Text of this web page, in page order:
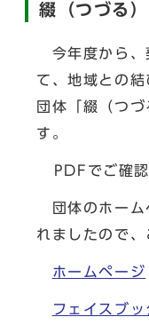
綴（つづる）
今年度から、
て、地域との
団体「綴（つ
す。
PDFでご確認
団体のホーム
れましたので、
ホームページ
フェイスブッ